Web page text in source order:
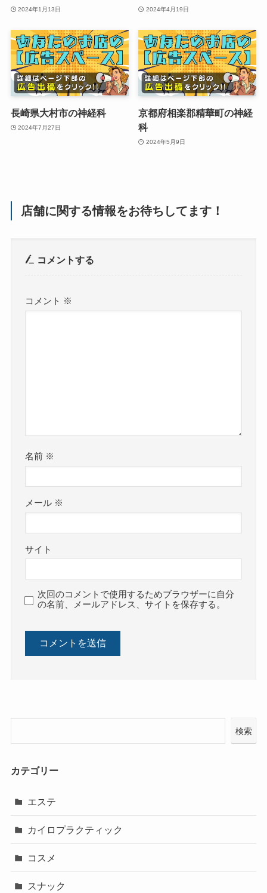
2024年1月13日 2024年4月19日
長崎県大村市の神経科
2024年7月27日
京都府相楽郡精華町の神経
科
2024年5月9日
店舗に関する情報をお待ちしてます！
コメントする
コメント ※
名前 ※
メール ※
サイト
次回のコメントで使用するためブラウザーに自分
の名前、メールアドレス、サイトを保存する。
検索
カテゴリー
エステ
カイロプラクティック
コスメ
スナック